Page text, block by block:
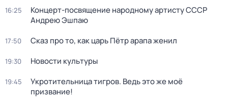
16:25
Концерт-посвящение народному артисту СССР
Андрею Эшпаю
17:50 Сказ про то, как царь Пётр арапа женил
19:30 Новости культуры
19:45
Укротительница тигров. Ведь это же моё
призвание!